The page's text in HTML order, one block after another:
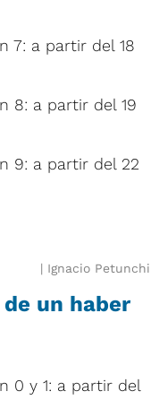
7: a partir del 18
8: a partir del 19
9: a partir del 22
Ignacio Petunchi
un haber
0 y 1: a partir del